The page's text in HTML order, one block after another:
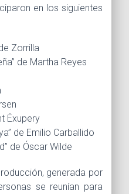
en los siguientes
Zorrilla
de Martha Reyes
Éxupery
de Emilio Carballido
de Óscar Wilde
generada por
se reunían para